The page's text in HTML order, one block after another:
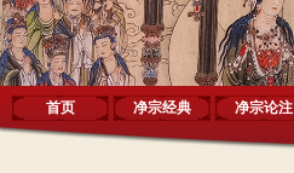
首页 净宗经典 净宗论注